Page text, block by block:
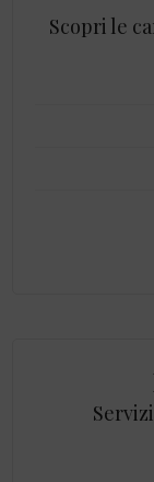
Scopri le